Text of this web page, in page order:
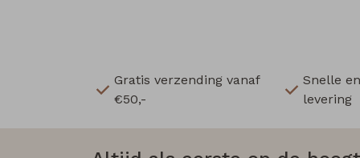
Gratis verzending vanaf
€50,-
Snelle
levering